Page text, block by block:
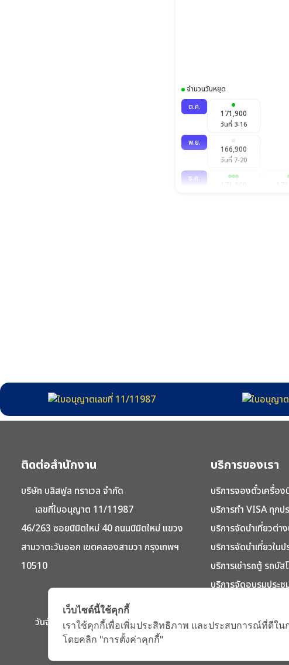
จำนวนวันหยุด
ต.ค.
171,900
วันที่ 3-16
พ.ย.
166,900
วันที่ 7-20
ธ.ค.
ติดต่อสำนักงาน
บริษัท บลิสฟูล ทราเวล จำกัด
เลขที่ใบอนุญาต 11/11987
46/263 ซอยนิมิตใหม่ 40 ถนนนิมิตใหม่ แขวง
สามวาตะวันออก เขตคลองสามวา กรุงเทพฯ
10510
วันจันทร์ - วันศุกร์ 09.00 - 18.00
บริการของเรา
บริการจองตั๋วเครื่อง
บริการทำ VISA ทุกป
บริการจัดนำเที่ยวต่า
บริการจัดนำเที่ยวในป
บริการเช่ารถตู้ รถบัส
บริการจัดอบรมประชุ
เว็บไซต์นี้ใช้คุกกี้
เราใช้คุกกี้เพื่อเพิ่มประสิทธิภาพ และประสบการณ์ที่ดีใ
โดยคลิก "การตั้งค่าคุกกี้"